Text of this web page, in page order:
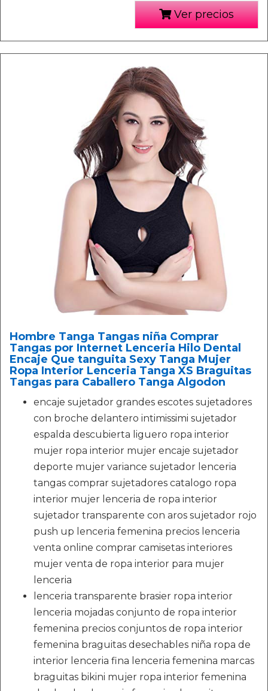
Ver precios
Hombre Tanga Tangas niña Comprar
Tangas por Internet Lenceria Hilo Dental
Encaje Que tanguita Sexy Tanga Mujer
Ropa Interior Lenceria Tanga XS Braguitas
Tangas para Caballero Tanga Algodon
encaje sujetador grandes escotes sujetadores
con broche delantero intimissimi sujetador
espalda descubierta liguero ropa interior
mujer ropa interior mujer encaje sujetador
deporte mujer variance sujetador lenceria
tangas comprar sujetadores catalogo ropa
interior mujer lenceria de ropa interior
sujetador transparente con aros sujetador rojo
push up lenceria femenina precios lenceria
venta online comprar camisetas interiores
mujer venta de ropa interior para mujer
lenceria
lenceria transparente brasier ropa interior
lenceria mojadas conjunto de ropa interior
femenina precios conjuntos de ropa interior
femenina braguitas desechables niña ropa de
interior lenceria fina lenceria femenina marcas
braguitas bikini mujer ropa interior femenina